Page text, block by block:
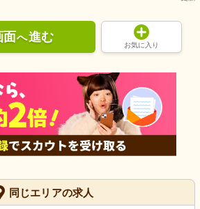
面へ進む
お気に入り
同じエリアの求人